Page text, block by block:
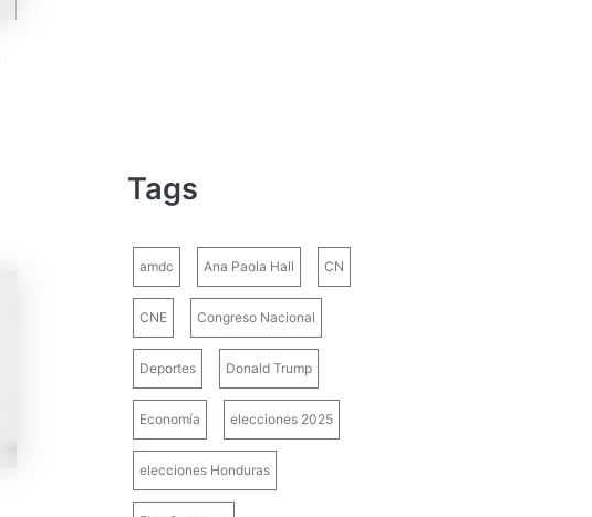
Tags
amdc Ana Paola Hall CN
CNE Congreso Nacional
Deportes Donald Trump
Economía elecciones 2025
elecciones Honduras